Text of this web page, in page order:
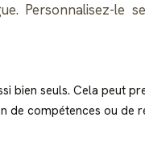
Personnalisez-le
bien seuls. Cela peut
de compétences ou de